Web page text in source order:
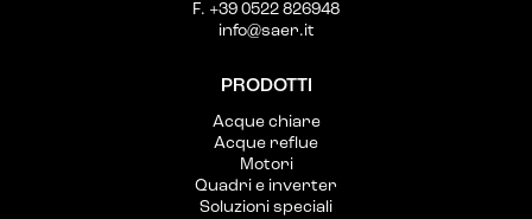
F. +39 0522 826948
info@saer.it
PRODOTTI
Acque chiare
Acque reflue
Motori
Quadri e inverter
Soluzioni speciali